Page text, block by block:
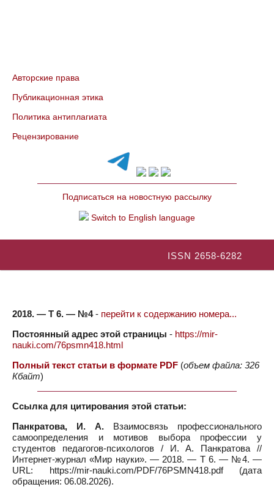
Авторские права
Публикационная этика
Политика антиплагиата
Рецензирование
Подписаться на новостную рассылку
Switch to English language
ISSN 2658-6282
2018. — Т 6. — №4- перейти к содержанию номера...
Постоянный адрес этой страницы - https://mir-
nauki.com/76psmn418.html
Полный текст статьи в формате PDF (объем файла: 326
Кбайт)
Ссылка для цитирования этой статьи:
Панкратова, И. А. Взаимосвязь профессионального
самоопределения и мотивов выбора профессии у
студентов педагогов-психологов / И. А. Панкратова //
Интернет-журнал «Мир науки». — 2018. — Т 6. — №4. —
URL: https://mir-nauki.com/PDF/76PSMN418.pdf (дата
обращения: 06.08.2026).